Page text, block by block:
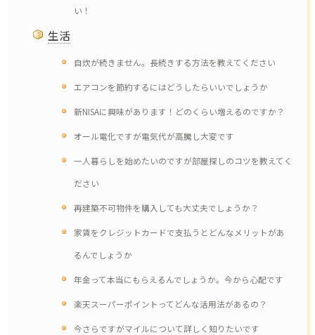
い！
生活
自炊が続きません。長続きする方法を教えてください
エアコンを節約するにはどうしたらいいでしょうか
新NISAに興味があります！どのくらい増えるのですか？
オール電化ですが電気代が高騰し大変です
一人暮らしを始めたいのですが部屋探しのコツを教えてく
ださい
再建築不可物件を購入しても大丈夫でしょうか？
家賃をクレジットカードで支払うとどんなメリットがあ
るんでしょうか
年金って本当にもらえるんでしょうか。今から心配です
楽天スーパーポイントってどんな活用法があるの？
今さらですがマイルについて詳しく知りたいです